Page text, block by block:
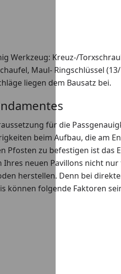
Werkzeug: Kreuz-/
Maul- Ringschlüssel
liegen dem Bausatz bei.
für die
beim Aufbau, die am
Pfosten zu befestigen ist das
neuen Pavillons nicht
herstellen. Denn bei
können folgende Faktoren